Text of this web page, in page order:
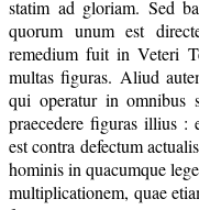
statim ad gloriam. Sed
quorum unum est
remedium fuit in Veteri
multas figuras. Aliud
qui operatur in omnibus
praecedere figuras illius :
est contra defectum
hominis in quacumque
multiplicationem, quae